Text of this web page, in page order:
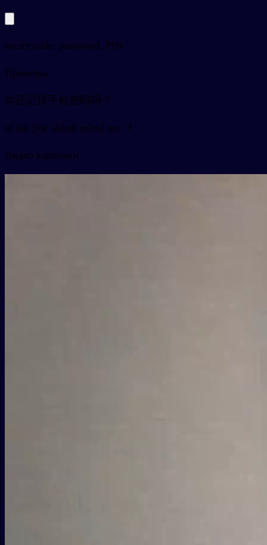
secret code, password, PIN
Примеры
你还记得手机密码吗？
nǐ hái jìde shǒujī mìmǎ ma ？
Видео карточки